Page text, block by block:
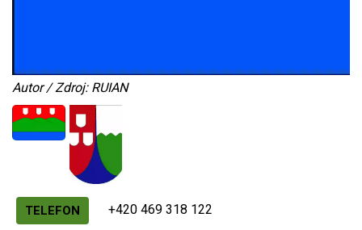
Autor / Zdroj: RUIAN
TELEFON +420 469 318 122